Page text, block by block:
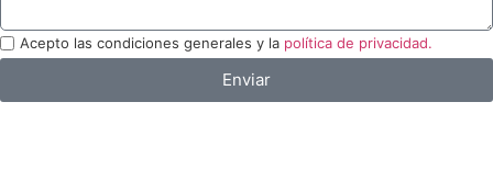
Acepto las condiciones generales y la política de privacidad.
Enviar